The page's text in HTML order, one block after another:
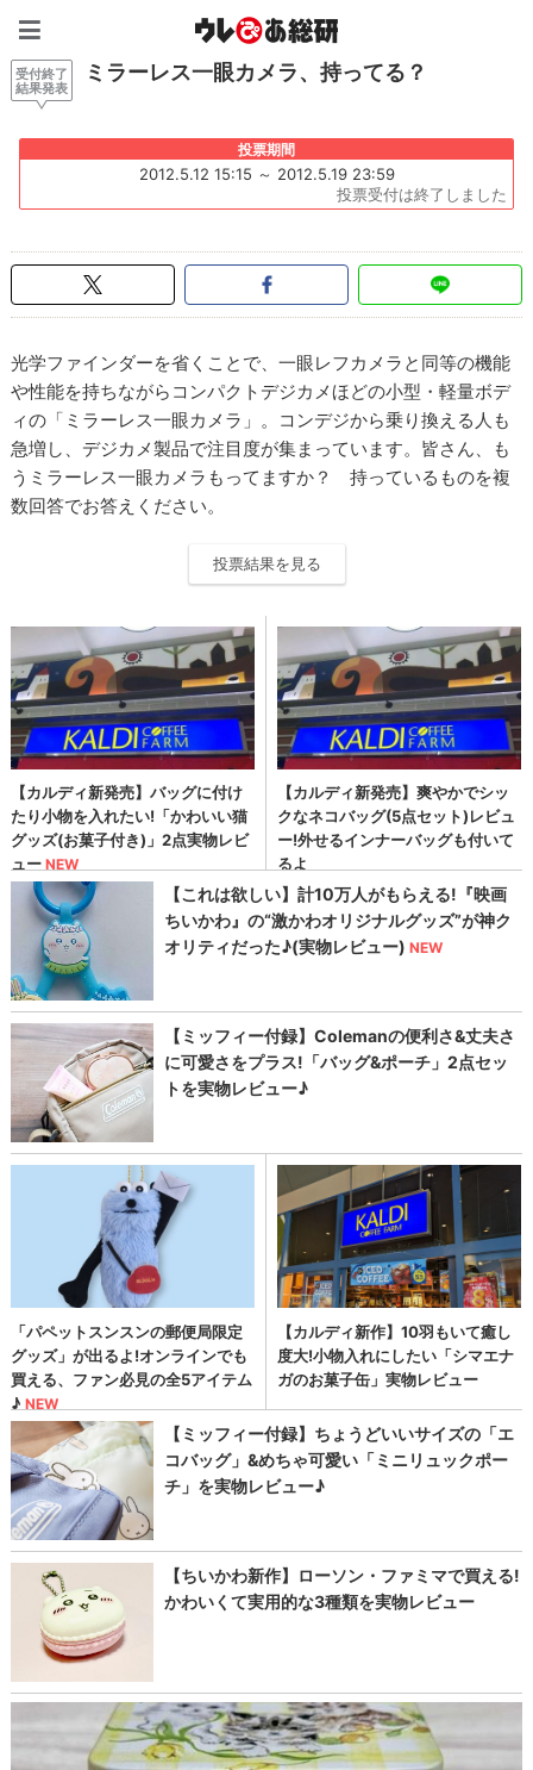
受付終了
結果発表
ミラーレス一眼カメラ、持ってる？
投票期間
2012.5.12 15:15 ～ 2012.5.19 23:59
投票受付は終了しました
光学ファインダーを省くことで、一眼レフカメラと同等の機能
や性能を持ちながらコンパクトデジカメほどの小型・軽量ボデ
ィの「ミラーレス一眼カメラ」。コンデジから乗り換える人も
急増し、デジカメ製品で注目度が集まっています。皆さん、も
うミラーレス一眼カメラもってますか？ 持っているものを複
数回答でお答えください。
投票結果を見る